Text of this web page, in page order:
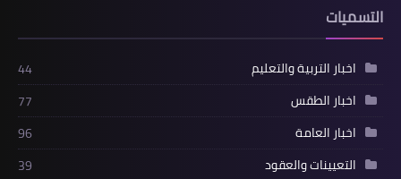
التسميات
اخبار التربية والتعليم
44
اخبار الطقس
77
اخبار العامة
96
التعيينات والعقود
39